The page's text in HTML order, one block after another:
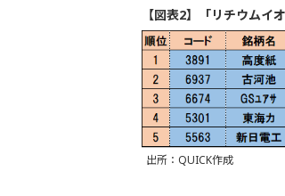
【図表2】「リチウムイ
出所：QUICK作成